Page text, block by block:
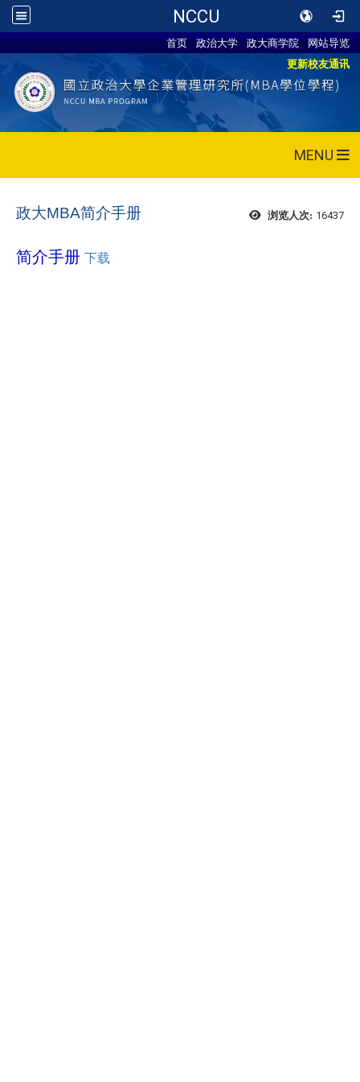
NCCU
首页 政治大学 政大商学院
网站导览
更新校友通讯
MENU
浏览人次: 16437
政大MBA简介手册
简介手册 下载